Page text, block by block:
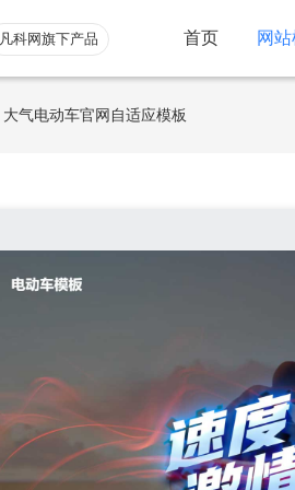
凡科网旗下产品 首页 网
大气电动车官网自适应模板
服